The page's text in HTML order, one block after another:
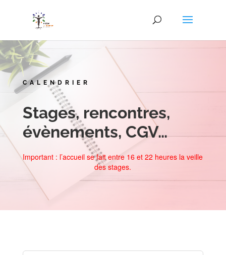
CALENDRIER
Stages, rencontres,
évènements, CGV…
Important : l’accueil se fait entre 16 et 22 heures la veille
des stages.